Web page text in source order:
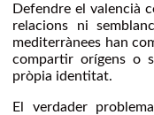
Defendre el valencià
relacions ni
mediterrànees han
compartir orígens o
pròpia identitat.
El verdader